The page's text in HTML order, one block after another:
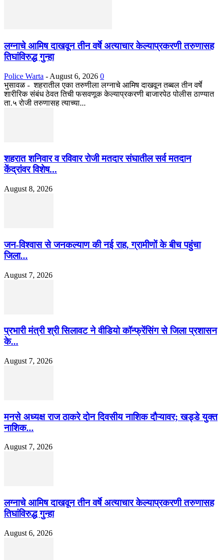
लग्नाचे आमिष दाखवून तीन वर्षे अत्याचार केल्याप्रकरणी तरुणासह
तिघांविरुद्ध गुन्हा
Police Warta - August 6, 2026 0
भुसावळ - शहरातील एका तरुणीला लग्नाचे आमिष दाखवून तब्बल तीन वर्षे
शारीरिक संबंध ठेवत तिची फसवणूक केल्याप्रकरणी बाजारपेठ पोलीस ठाण्यात
ता.५ रोजी तरुणासह त्याच्या...
शहरात शनिवार व रविवार रोजी मतदार संघातील सर्व मतदान
केंद्रांवर विशेष...
August 8, 2026
जन-विश्वास से जनकल्याण की नई राह, ग्रामीणों के बीच पहुंचा
जिला...
August 7, 2026
प्रभारी मंत्री श्री सिलावट ने वीडियो कॉन्फ्रेंसिंग से जिला प्रशासन
के...
August 7, 2026
मनसे अध्यक्ष राज ठाकरे दोन दिवसीय नाशिक दौऱ्यावर; खड्डे युक्त
नाशिक...
August 7, 2026
लग्नाचे आमिष दाखवून तीन वर्षे अत्याचार केल्याप्रकरणी तरुणासह
तिघांविरुद्ध गुन्हा
August 6, 2026